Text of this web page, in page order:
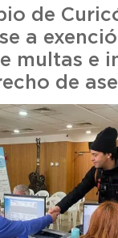
de
a
multas e
de